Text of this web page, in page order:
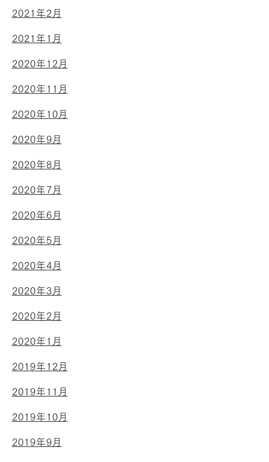
2021年2月
2021年1月
2020年12月
2020年11月
2020年10月
2020年9月
2020年8月
2020年7月
2020年6月
2020年5月
2020年4月
2020年3月
2020年2月
2020年1月
2019年12月
2019年11月
2019年10月
2019年9月